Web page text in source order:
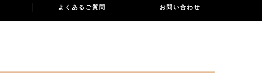
よくあるご質問 お問い合わせ